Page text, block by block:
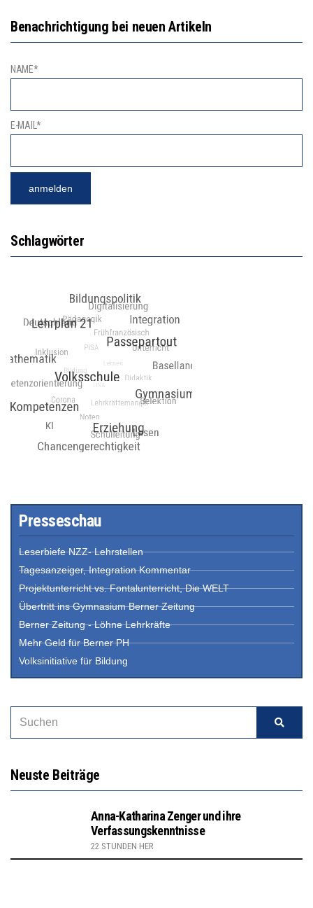
Benachrichtigung bei neuen Artikeln
NAME*
E-MAIL*
Schlagwörter
Presseschau
Leserbiefe NZZ- Lehrstellen
Tagesanzeiger, Integration Kommentar
Projektunterricht vs. Fontalunterricht, Die WELT
Übertritt ins Gymnasium Berner Zeitung
Berner Zeitung - Löhne Lehrkräfte
Mehr Geld für Berner PH
Volksinitiative für Bildung
Neuste Beiträge
Anna-Katharina Zenger und ihre
Verfassungskenntnisse
22 STUNDEN HER